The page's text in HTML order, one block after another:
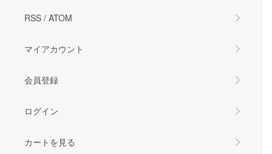
RSS / ATOM
マイアカウント
会員登録
ログイン
カートを見る